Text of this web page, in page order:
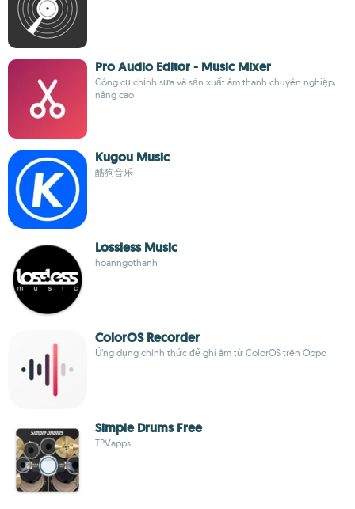
Pro Audio Editor - Music Mixer
Công cụ chỉnh sửa và sản xuất âm thanh chuyên nghiệp,
nâng cao
Kugou Music
酷狗音乐
Lossless Music
hoanngothanh
ColorOS Recorder
Ứng dụng chính thức để ghi âm từ ColorOS trên Oppo
Simple Drums Free
TPVapps